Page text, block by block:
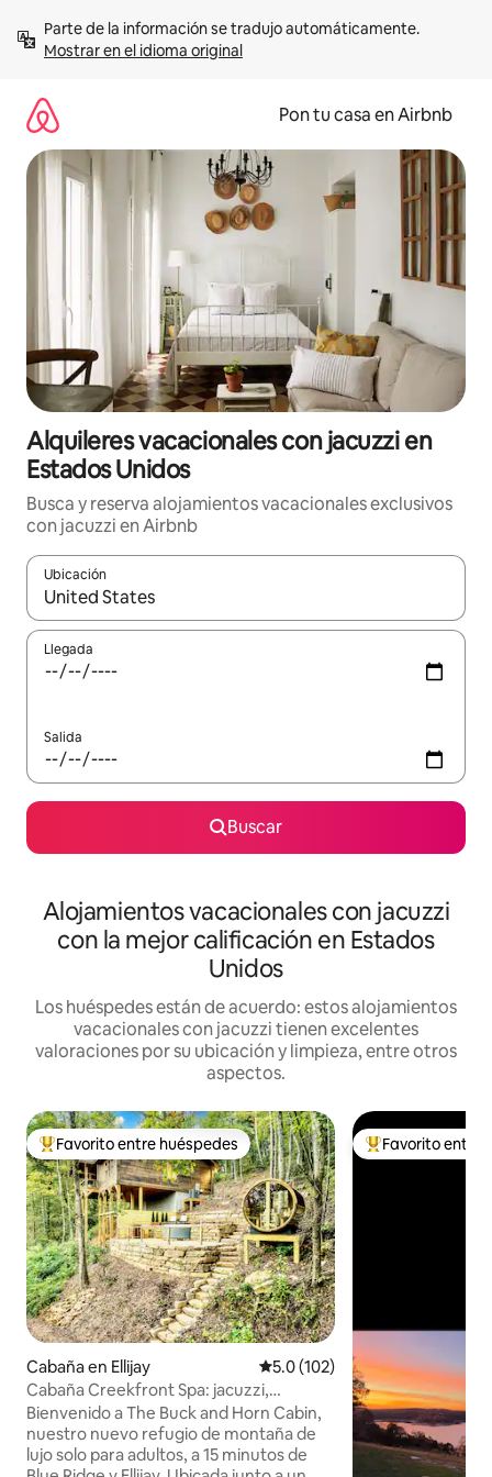
contenidoMostrar en el idioma original
Pon tu casa en Airbnb
Alquileres vacacionales con jacuzzi en
Estados Unidos
Busca y reserva alojamientos vacacionales exclusivos
con jacuzzi en Airbnb
Ubicación
Cuando los resultados estén disponibles, navega con las
Llegada
Salida
Buscar
Alojamientos vacacionales con jacuzzi
con la mejor calificación en Estados
Unidos
Los huéspedes están de acuerdo: estos alojamientos
vacacionales con jacuzzi tienen excelentes
valoraciones por su ubicación y limpieza, entre otros
aspectos.
Favorito entre huéspedes preferido
Favorito entre huéspedes
Cabaña en Ellijay Calificación promedio: 5.0 de
5.0 (102)
Cabaña Creekfront Spa: jacuzzi,
inmersión en frío, sauna
Bienvenido a The Buck and Horn Cabin,
nuestro nuevo refugio de montaña de
lujo solo para adultos, a 15 minutos de
Favorito entre
Favorito entre